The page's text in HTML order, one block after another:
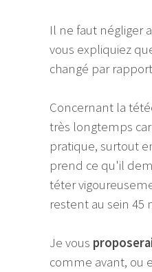
Il ne faut négliger
vous expliquiez
changé par
Concernant la
très longtemps
pratique, surtout
prend ce qu'il
téter
restent au sein 45
Je vous
comme avant, ou